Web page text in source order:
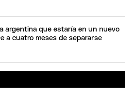
argentina que estaría en un nuevo
a cuatro meses de separarse